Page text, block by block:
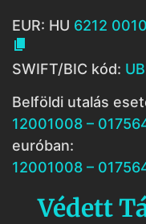
EUR: HU 6212

SWIFT/BIC kód:
Belföldi utalás
12001008 –
euróban:
12001008 –
Védett